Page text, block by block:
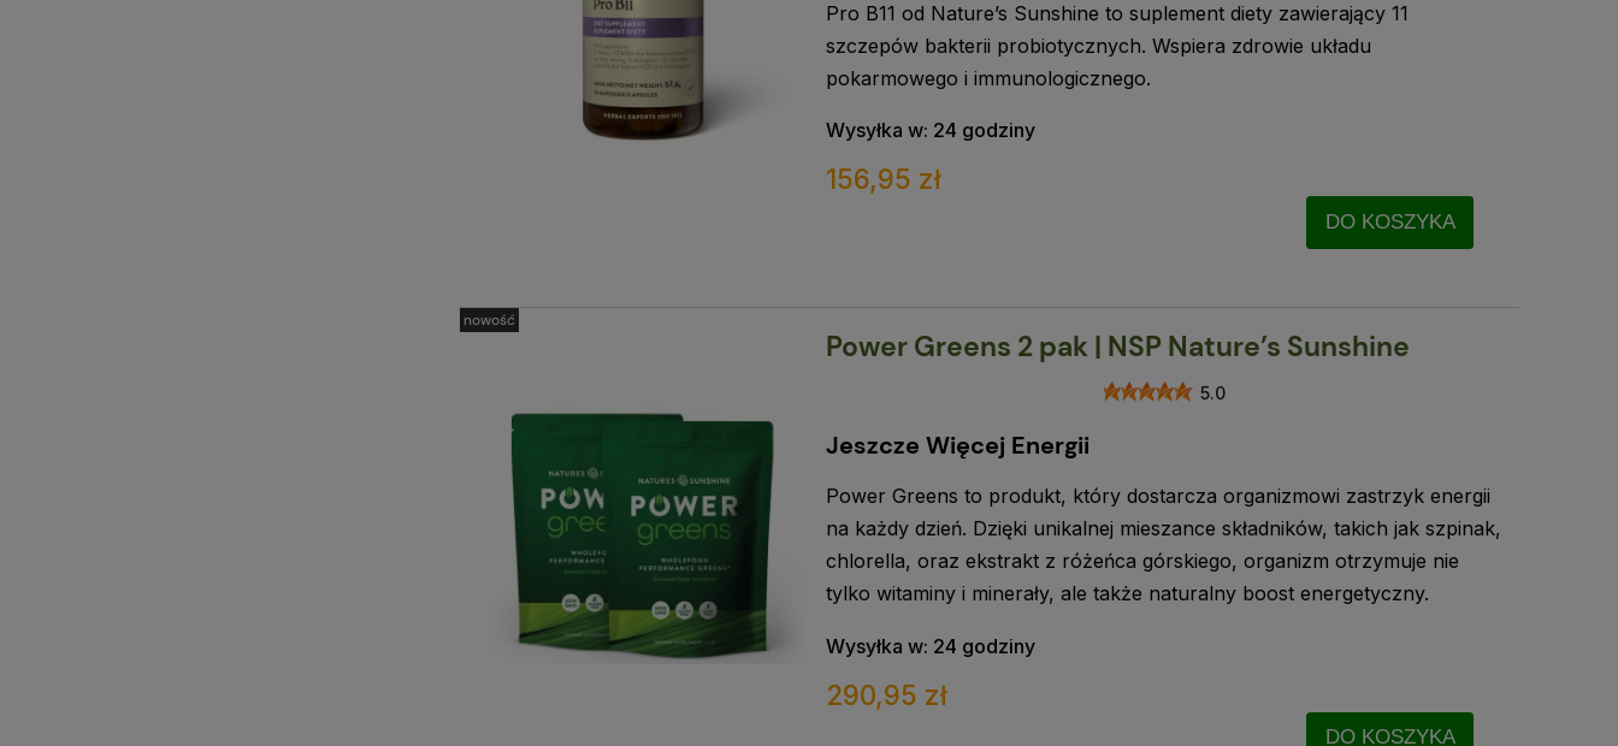
Pro B11 od Nature’s Sunshine to suplement diety zawierający 11
szczepów bakterii probiotycznych. Wspiera zdrowie układu
pokarmowego i immunologicznego.
Wysyłka w: 24 godziny
156,95 zł
DO KOSZYKA
Power Greens 2 pak | NSP Nature’s Sunshine
5.0
Jeszcze Więcej Energii
Power Greens to produkt, który dostarcza organizmowi zastrzyk energii
na każdy dzień. Dzięki unikalnej mieszance składników, takich jak szpinak,
chlorella, oraz ekstrakt z różeńca górskiego, organizm otrzymuje nie
tylko witaminy i minerały, ale także naturalny boost energetyczny.
Wysyłka w: 24 godziny
290,95 zł
DO KOSZYKA
nowość